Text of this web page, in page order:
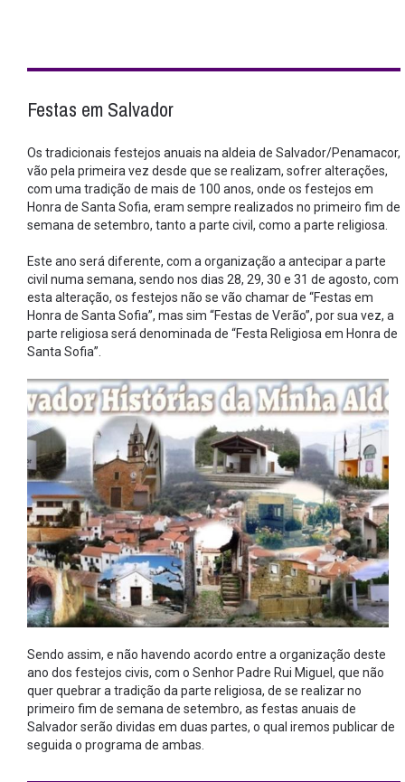
Festas em Salvador
Os tradicionais festejos anuais na aldeia de Salvador/Penamacor,
vão pela primeira vez desde que se realizam, sofrer alterações,
com uma tradição de mais de 100 anos, onde os festejos em
Honra de Santa Sofia, eram sempre realizados no primeiro fim de
semana de setembro, tanto a parte civil, como a parte religiosa.
Este ano será diferente, com a organização a antecipar a parte
civil numa semana, sendo nos dias 28, 29, 30 e 31 de agosto, com
esta alteração, os festejos não se vão chamar de “Festas em
Honra de Santa Sofia”, mas sim “Festas de Verão”, por sua vez, a
parte religiosa será denominada de “Festa Religiosa em Honra de
Santa Sofia”.
Sendo assim, e não havendo acordo entre a organização deste
ano dos festejos civis, com o Senhor Padre Rui Miguel, que não
quer quebrar a tradição da parte religiosa, de se realizar no
primeiro fim de semana de setembro, as festas anuais de
Salvador serão dividas em duas partes, o qual iremos publicar de
seguida o programa de ambas.